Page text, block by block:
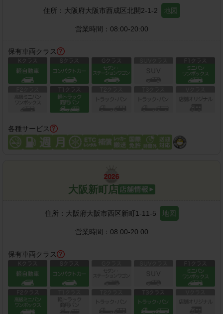
住所： 大阪府大阪市西成区北開2-1-2 地図
営業時間： 08:00-20:00
保有車両クラス
各種サービス
大阪新町店
住所： 大阪府大阪市西区新町1-11-5 地図
営業時間： 08:00-20:00
保有車両クラス